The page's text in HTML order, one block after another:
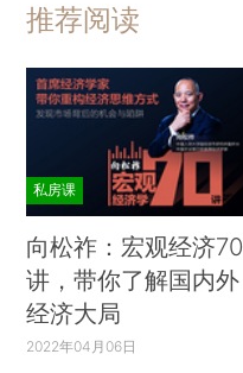
推荐阅读
私房课
向松祚：宏观经济70
讲，带你了解国内外
经济大局
2022年04月06日